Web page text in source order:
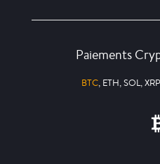
Paiements
BTC, ETH, SOL,